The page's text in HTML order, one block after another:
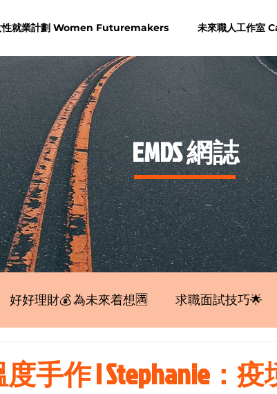
性就業計劃 Women Futuremakers 未來職人工作室
​EMDS 網誌
好好理財💰 為未來着想🈵 求職面試技巧🌟
度手作 | Stephanie：疫